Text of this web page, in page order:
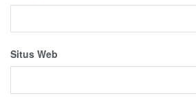
Situs Web